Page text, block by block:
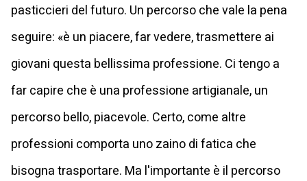
pasticcieri del futuro. Un percorso che vale la pena
seguire: «è un piacere, far vedere, trasmettere ai
giovani questa bellissima professione. Ci tengo a
far capire che è una professione artigianale, un
percorso bello, piacevole. Certo, come altre
professioni comporta uno zaino di fatica che
bisogna trasportare. Ma l'importante è il percorso